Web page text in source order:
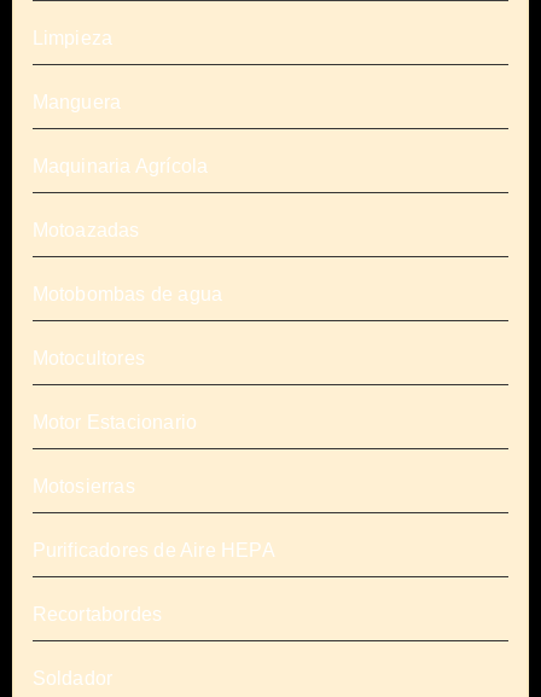
Limpieza
Manguera
Maquinaria Agrícola
Motoazadas
Motobombas de agua
Motocultores
Motor Estacionario
Motosierras
Purificadores de Aire HEPA
Recortabordes
Soldador